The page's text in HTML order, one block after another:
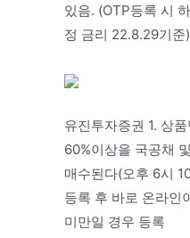
있음. (OTP등록 시
정 금리 22.8.29기
유진투자증권 1. 상
60%이상을 국공채
매수된다(오후 6시
등록 후 바로 온라인
미만일 경우 등록